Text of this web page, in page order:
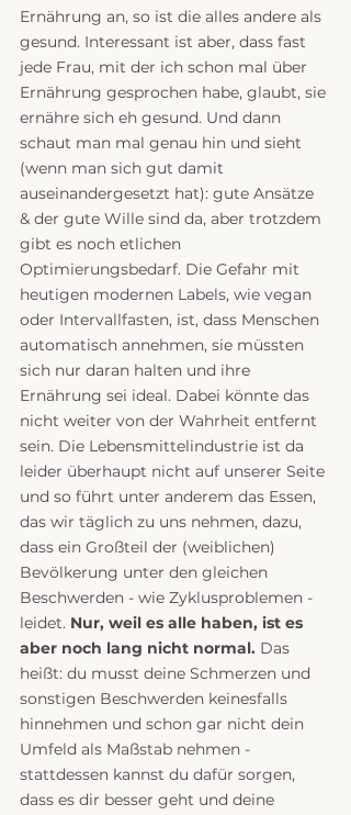
Ernährung an, so ist die alles andere als
gesund. Interessant ist aber, dass fast
jede Frau, mit der ich schon mal über
Ernährung gesprochen habe, glaubt, sie
ernähre sich eh gesund. Und dann
schaut man mal genau hin und sieht
(wenn man sich gut damit
auseinandergesetzt hat): gute Ansätze
& der gute Wille sind da, aber trotzdem
gibt es noch etlichen
Optimierungsbedarf. Die Gefahr mit
heutigen modernen Labels, wie vegan
oder Intervallfasten, ist, dass Menschen
automatisch annehmen, sie müssten
sich nur daran halten und ihre
Ernährung sei ideal. Dabei könnte das
nicht weiter von der Wahrheit entfernt
sein. Die Lebensmittelindustrie ist da
leider überhaupt nicht auf unserer Seite
und so führt unter anderem das Essen,
das wir täglich zu uns nehmen, dazu,
dass ein Großteil der (weiblichen)
Bevölkerung unter den gleichen
Beschwerden - wie Zyklusproblemen -
leidet. Nur, weil es alle haben, ist es
aber noch lang nicht normal. Das
heißt: du musst deine Schmerzen und
sonstigen Beschwerden keinesfalls
hinnehmen und schon gar nicht dein
Umfeld als Maßstab nehmen -
stattdessen kannst du dafür sorgen,
dass es dir besser geht und deine